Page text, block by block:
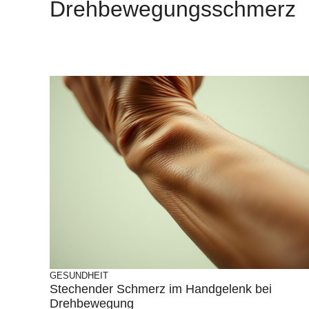
Drehbewegungsschmerz
GESUNDHEIT
Stechender Schmerz im Handgelenk bei
Drehbewegung